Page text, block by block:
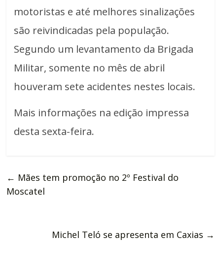
motoristas e até melhores sinalizações
são reivindicadas pela população.
Segundo um levantamento da Brigada
Militar, somente no mês de abril
houveram sete acidentes nestes locais.
Mais informações na edição impressa
desta sexta-feira.
← Mães tem promoção no 2º Festival do
Moscatel
Michel Teló se apresenta em Caxias →